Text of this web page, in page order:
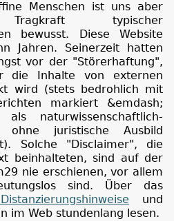
Menschen ist uns aber
typischer
bewusst. Diese Website
Jahren. Seinerzeit hatten
vor der "Störerhaftung",
die Inhalte von externen
wird (stets bedrohlich mit
markiert &emdash;
naturwissenschaftlich-
ohne juristische Ausbild
Solche "Disclaimer", die
beinhalteten, sind auf der
nie erschienen, vor allem
sind. Über das
und
im Web stundenlang lesen.